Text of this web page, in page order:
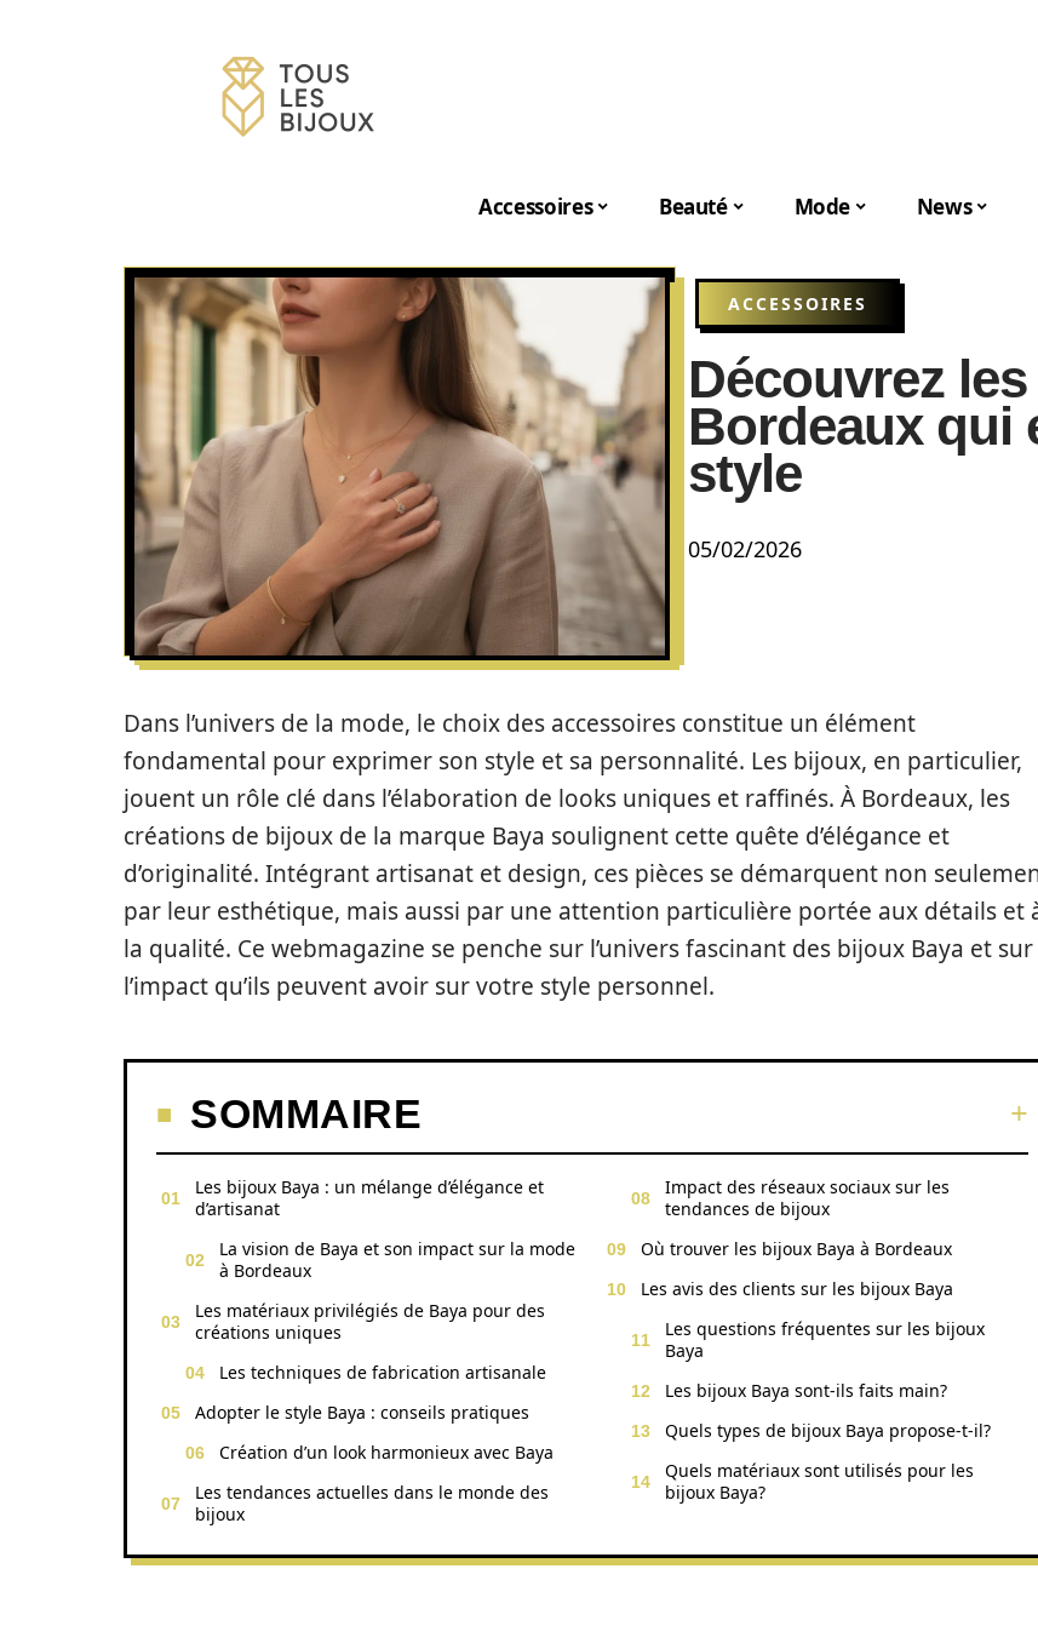
Accessoires Beauté Mode News
ACCESSOIRES
Découvrez
Bordeaux qui
style
05/02/2026
Dans l’univers de la mode, le choix des accessoires constitue un élément
fondamental pour exprimer son style et sa personnalité. Les bijoux, en particulier,
jouent un rôle clé dans l’élaboration de looks uniques et raffinés. À Bordeaux, les
créations de bijoux de la marque Baya soulignent cette quête d’élégance et
d’originalité. Intégrant artisanat et design, ces pièces se démarquent non
par leur esthétique, mais aussi par une attention particulière portée aux détails et
la qualité. Ce webmagazine se penche sur l’univers fascinant des bijoux Baya et sur
l’impact qu’ils peuvent avoir sur votre style personnel.
SOMMAIRE
Les bijoux Baya : un mélange d’élégance et
d’artisanat
La vision de Baya et son impact sur la mode
à Bordeaux
Les matériaux privilégiés de Baya pour des
créations uniques
Les techniques de fabrication artisanale
Adopter le style Baya : conseils pratiques
Création d’un look harmonieux avec Baya
Les tendances actuelles dans le monde des
bijoux
Impact des réseaux sociaux sur les
tendances de bijoux
Où trouver les bijoux Baya à Bordeaux
Les avis des clients sur les bijoux Baya
Les questions fréquentes sur les bijoux
Baya
Les bijoux Baya sont-ils faits main?
Quels types de bijoux Baya propose-t-il?
Quels matériaux sont utilisés pour les
bijoux Baya?